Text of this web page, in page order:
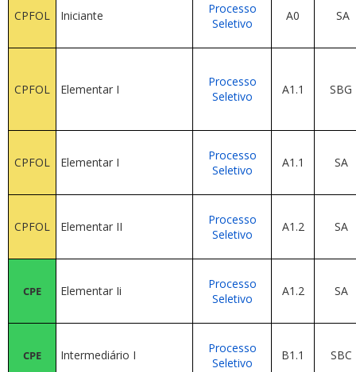
CPFOL Iniciante
Processo
Seletivo
A0 SA
CPFOL Elementar I
Processo
Seletivo
A1.1 SBG
CPFOL Elementar I
Processo
Seletivo
A1.1 SA
CPFOL Elementar II
Processo
Seletivo
A1.2 SA
CPE Elementar Ii
Processo
Seletivo
A1.2 SA
CPE Intermediário I
Processo
Seletivo
B1.1 SBC